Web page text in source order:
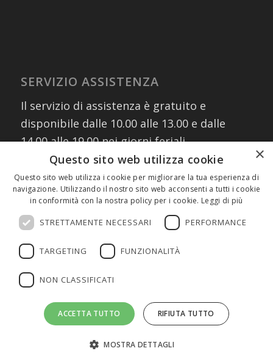
SERVIZIO ASSISTENZA
Il servizio di assistenza è gratuito e
disponibile dalle 10.00 alle 13.00 e dalle
14.00 alle 19.00 nei giorni feriali
contattando i numeri:
02 30076303
327 8882745(assistenza WhatsApp)
oppure scrivendo a:
info@fmeeducation.it
©2026 FME Education S.p.A. - Tutti i diritti riservati | P.IVA 08233380966
| Cap.Soc. € 1.000.000 I.V. | REA MI 2011580 |
Cookie
×
Questo sito web utilizza cookie
Questo sito web utilizza i cookie per migliorare la tua esperienza di
navigazione. Utilizzando il nostro sito web acconsenti a tutti i cookie
in conformità con la nostra policy per i cookie. Leggi di più
STRETTAMENTE NECESSARI PERFORMANCE
TARGETING FUNZIONALITÀ
NON CLASSIFICATI
ACCETTA TUTTO RIFIUTA TUTTO
MOSTRA DETTAGLI